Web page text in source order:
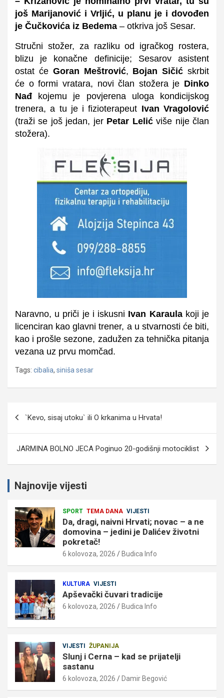
još Marijanović i Vrljić, u planu je i dovođen
je Čučkovića iz Bedema – otkriva još Sesar.
Stručni stožer, za razliku od igračkog rostera,
blizu je konačne definicije; Sesarov asistent
ostat ćeGoran Meštrović, Bojan Sičić skrbit
će o formi vratara, novi član stožera je Dinko
Nađ kojemu je povjerena uloga kondicijskog
trenera, a tu je i fizioterapeut Ivan Vragolović
(traži se još jedan, jer Petar Lelićviše nije član
stožera).
Naravno, u priči je i iskusni Ivan Karaulakoji je
licenciran kao glavni trener, a u stvarnosti će biti,
kao i prošle sezone, zadužen za tehnička pitanja
vezana uz prvu momčad.
Tags: cibalia, siniša sesar
objava
`Kevo, sisaj utoku` ili O krkanima u Hrvata!
JARMINA BOLNO JECA Poginuo 20-godišnji motociklist
Najnovije vijesti
SPORT TEMA DANA VIJESTI
Da, dragi, naivni Hrvati; novac – a ne
domovina – jedini je Dalićev životni
pokretač!
6 kolovoza, 2026 Budica Info
KULTURA VIJESTI
Apševački čuvari tradicije
6 kolovoza, 2026 Budica Info
VIJESTI ŽUPANIJA
Slunj i Cerna – kad se prijatelji
sastanu
6 kolovoza, 2026 Damir Begović